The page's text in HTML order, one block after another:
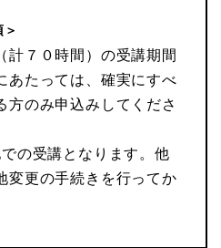
計７０時間）の受講期間
あたっては、確実にすべ
方のみ申込みしてくださ
の受講となります。他
変更の手続きを行ってか